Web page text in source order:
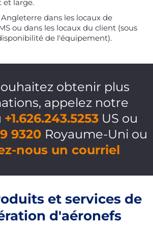
et large.
dans les locaux de
ou dans les locaux du client (sous
de l'équipement).
obtenir plus
appelez notre
+1.626.243.5253 US ou
9320 Royaume-Uni ou
nous un courriel
et services de
d'aéronefs